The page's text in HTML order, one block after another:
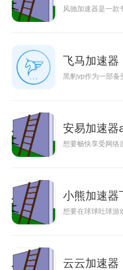
风驰加速器是一款
飞马加速器
黑豹vp作为一部备
安易加速器
想要畅快享受网络
小熊加速器
想要在球球吐球游
云云加速器